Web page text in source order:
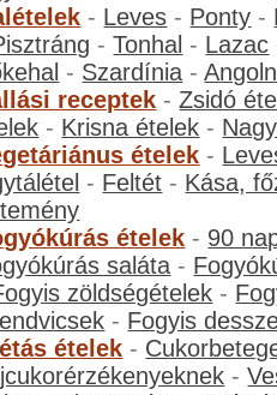
- Leves - Ponty -
-Tonhal - Lazac
- Szardínia -
receptek -Zsidó
- Krisna ételek -
ételek -
- Feltét - Kása,
ételek - 90
saláta -
zöldségételek -
- Fogyis
ételek -
-